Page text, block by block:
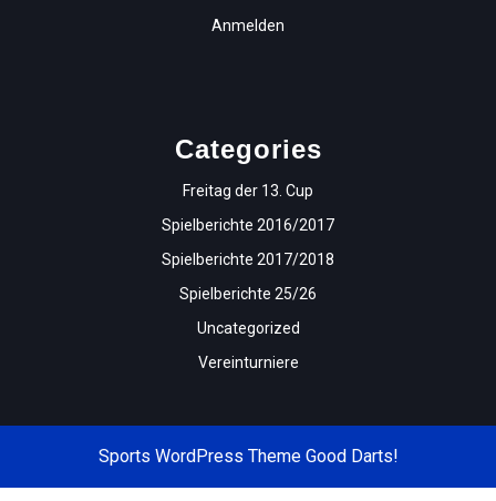
Anmelden
Categories
Freitag der 13. Cup
Spielberichte 2016/2017
Spielberichte 2017/2018
Spielberichte 25/26
Uncategorized
Vereinturniere
Sports WordPress ThemeGood Darts!